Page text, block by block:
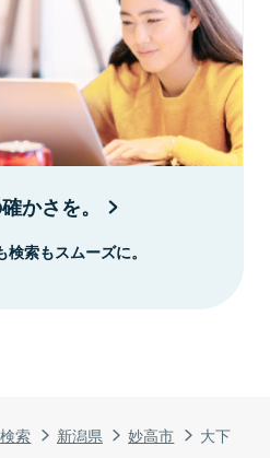
索 新潟県 妙高市 大下
かさを。
索もスムーズに。